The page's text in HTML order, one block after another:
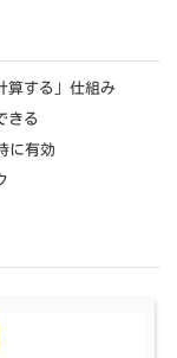
算する」仕組み
きる
に有効